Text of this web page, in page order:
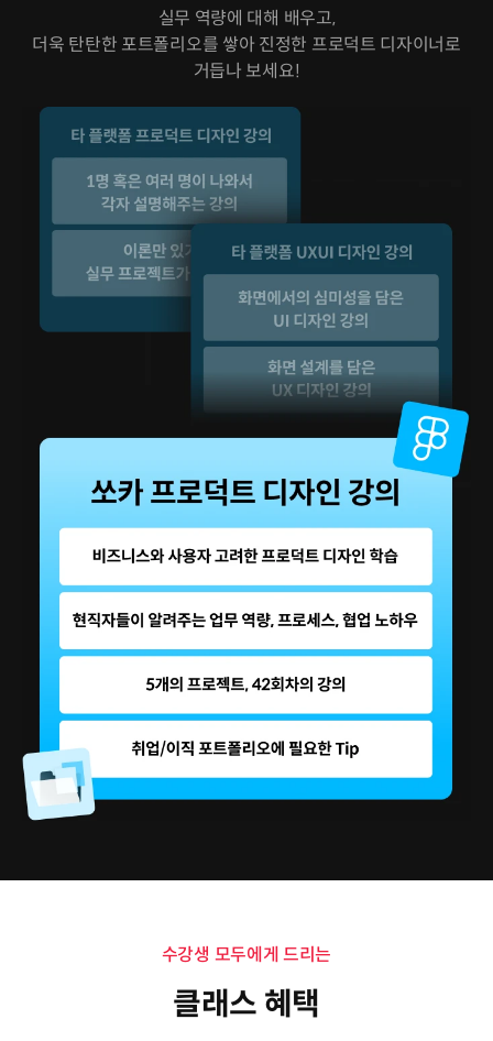
실무 역량에 대해 배우고,
더욱 탄탄한 포트폴리오를 쌓아 진정한 프로덕트 디자이너로
거듭나 보세요!
수강생 모두에게 드리는
클래스 혜택